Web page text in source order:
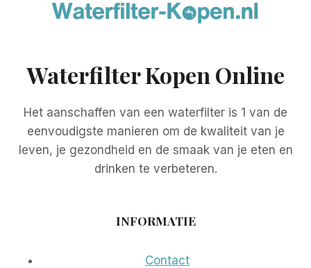
Waterfilter Kopen Online
Het aanschaffen van een waterfilter is 1 van de
eenvoudigste manieren om de kwaliteit van je
leven, je gezondheid en de smaak van je eten en
drinken te verbeteren.
INFORMATIE
Contact